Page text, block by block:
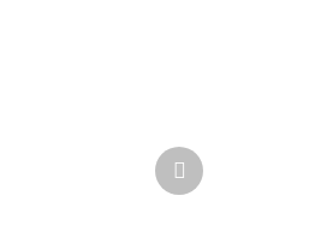
Další
produkt